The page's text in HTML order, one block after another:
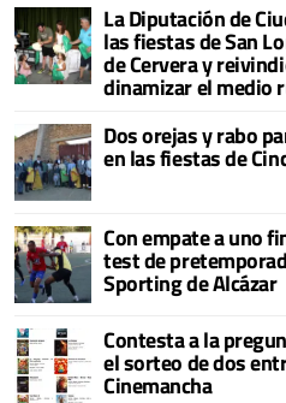
La Diputación de
las fiestas de San
de Cervera y
dinamizar el medio
Dos orejas y rabo
en las fiestas de
Con empate a uno
test de
Sporting de Alcázar
Contesta a la
el sorteo de dos
Cinemancha